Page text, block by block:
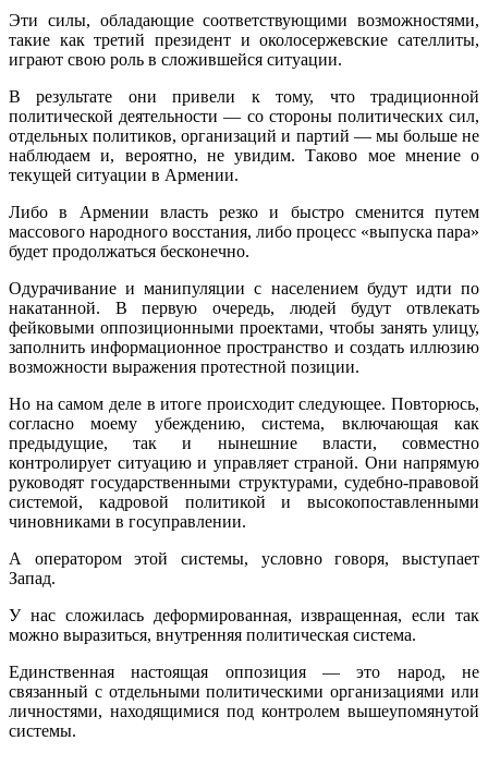
Эти силы, обладающие соответствующими возможностями,
такие как третий президент и околосержевские сателлиты,
играют свою роль в сложившейся ситуации.
В результате они привели к тому, что традиционной
политической деятельности — со стороны политических сил,
отдельных политиков, организаций и партий — мы больше не
наблюдаем и, вероятно, не увидим. Таково мое мнение о
текущей ситуации в Армении.
Либо в Армении власть резко и быстро сменится путем
массового народного восстания, либо процесс «выпуска пара»
будет продолжаться бесконечно.
Одурачивание и манипуляции с населением будут идти по
накатанной. В первую очередь, людей будут отвлекать
фейковыми оппозиционными проектами, чтобы занять улицу,
заполнить информационное пространство и создать иллюзию
возможности выражения протестной позиции.
Но на самом деле в итоге происходит следующее. Повторюсь,
согласно моему убеждению, система, включающая как
предыдущие, так и нынешние власти, совместно
контролирует ситуацию и управляет страной. Они напрямую
руководят государственными структурами, судебно-правовой
системой, кадровой политикой и высокопоставленными
чиновниками в госуправлении.
А оператором этой системы, условно говоря, выступает
Запад.
У нас сложилась деформированная, извращенная, если так
можно выразиться, внутренняя политическая система.
Единственная настоящая оппозиция — это народ, не
связанный с отдельными политическими организациями или
личностями, находящимися под контролем вышеупомянутой
системы.